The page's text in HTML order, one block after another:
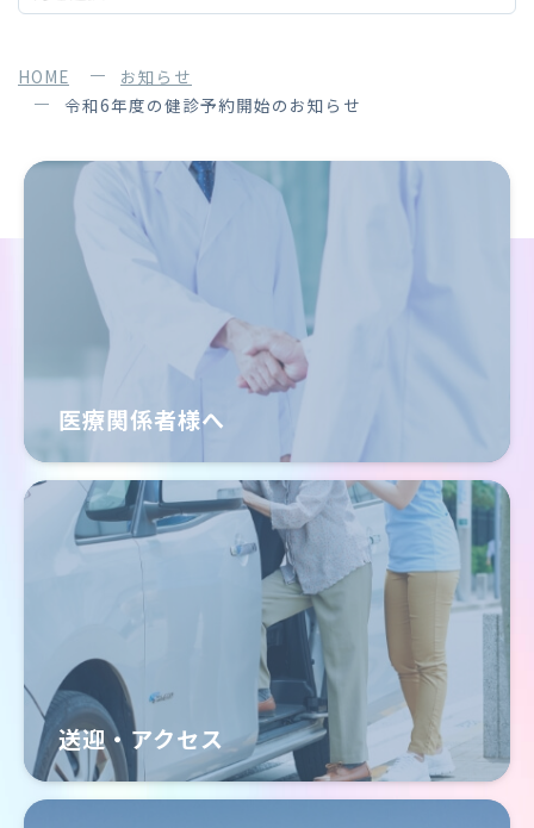
HOME
お知らせ
令和6年度の健診予約開始のお知らせ
医療関係者様へ
送迎・アクセス